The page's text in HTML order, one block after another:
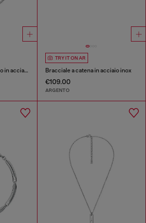
Collana a catena multiuso in acciaio inox
TRY IT ON AR
Bracciale a catena in acciaio inox
€109.00
ARGENTO